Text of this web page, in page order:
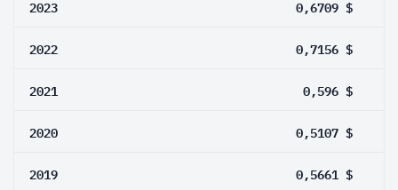
2023 0,6709 $
2022 0,7156 $
2021 0,596 $
2020 0,5107 $
2019 0,5661 $